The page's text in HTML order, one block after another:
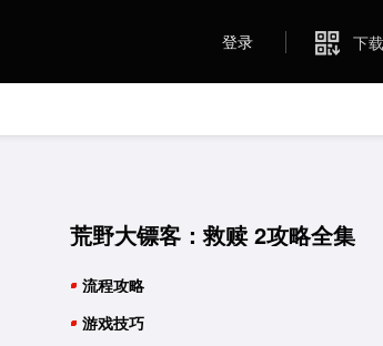
登录 下
荒野大镖客：救赎 2攻略全集
流程攻略
游戏技巧